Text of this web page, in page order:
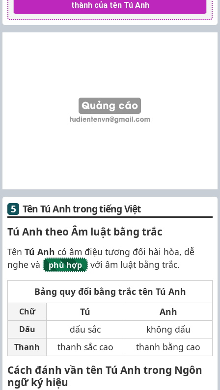
thành của tên Tú Anh
Tên Tú Anh trong tiếng Việt
Tú Anh theo Âm luật bằng trắc
Tên Tú Anh có âm điệu tương đối hài hòa, dễ
nghe và
phù hợp với âm luật bằng trắc.
Bảng quy đổi bằng trắc tên Tú Anh
Chữ Tú Anh
Dấu dấu sắc không dấu
Thanh thanh sắc cao thanh bằng cao
Cách đánh vần tên Tú Anh trong Ngôn
ngữ ký hiệu